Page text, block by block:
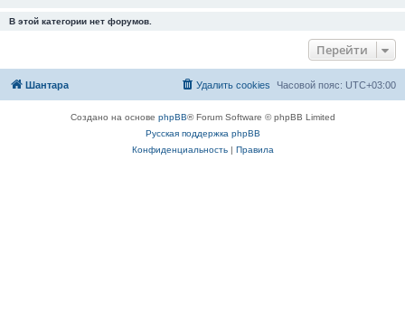
В этой категории нет форумов.
Перейти
Шантара Часовой пояс: UTC+03:00
Удалить cookies
Создано на основе phpBB® Forum Software © phpBB Limited
Русская поддержка phpBB
Конфиденциальность| Правила